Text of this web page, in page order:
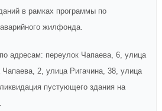
в рамках программы по
жилфонда.
адресам: переулок Чапаева, 6, улица
Чапаева, 2, улица Ригачина, 38, улица
пустующего здания на